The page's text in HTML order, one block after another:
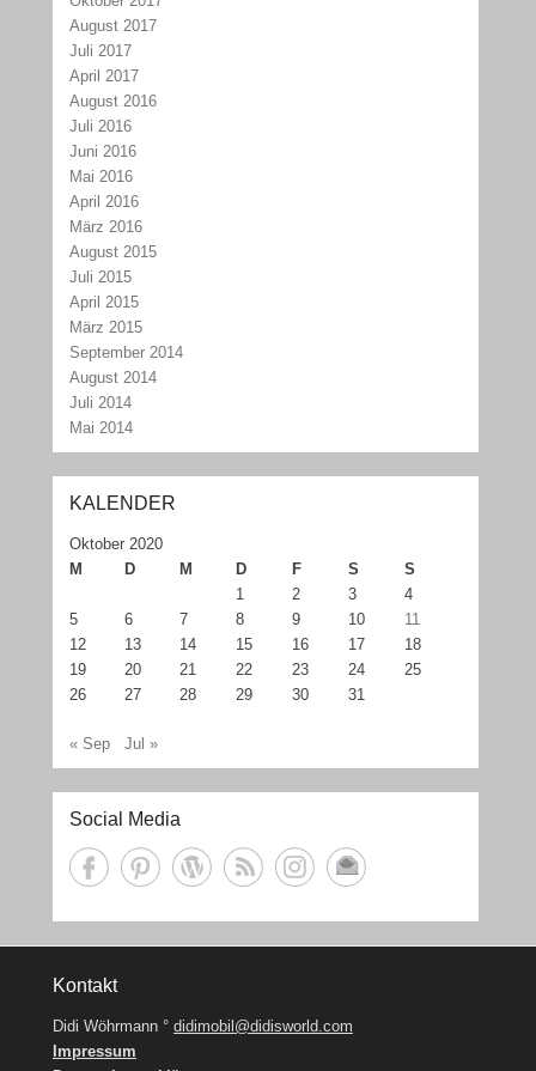
August 2017
Juli 2017
April 2017
August 2016
Juli 2016
Juni 2016
Mai 2016
April 2016
März 2016
August 2015
Juli 2015
April 2015
März 2015
September 2014
August 2014
Juli 2014
Mai 2014
KALENDER
Oktober 2020
M
D M D F S
S
1
2 3
4
5
6 7 8 9 10
11
12
13 14 15 16 17
18
19
20 21 22 23 24
25
26
27 28 29 30 31
« Sep Jul »
Social Media
Kontakt
Didi Wöhrmann ° didimobil@didisworld.com
Impressum